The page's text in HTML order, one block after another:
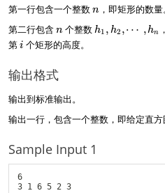
第一行包含一个整数n
n ，即矩形的数量
第二行包含n
n 个整数h
,
\
d
o
h1 , h2 ,⋯ ,hn
第ii 个矩形的高度。
输出格式
输出到标准输出。
输出一行，包含一个整数，即给定直方
Sample Input 1
6
3 1 6 5 2 3